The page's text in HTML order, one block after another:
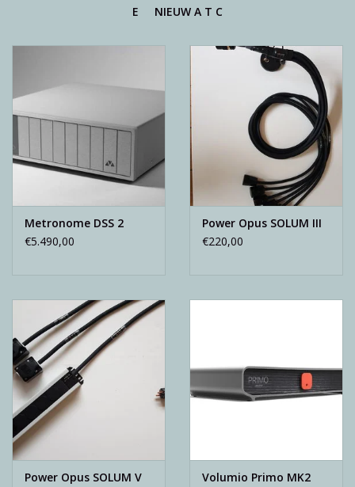
E NIEUW A T C
Metronome DSS 2
€5.490,00
Power Opus SOLUM III
€220,00
Power Opus SOLUM V
Volumio Primo MK2